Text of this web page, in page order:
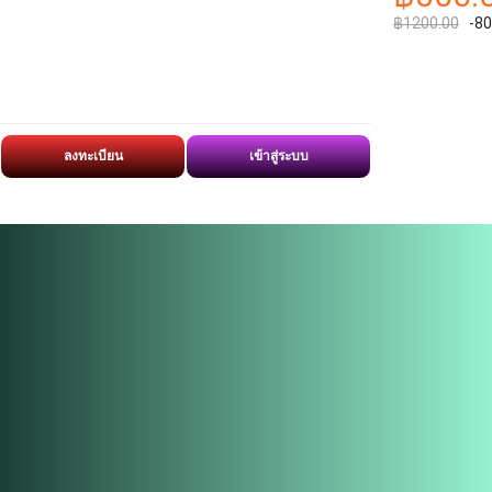
ลงทะเบียน เข้าสู่ระบบ
฿1200.00 -